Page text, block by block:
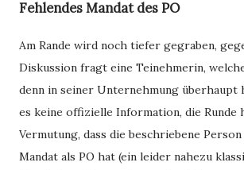
Fehlendes Mandat des PO
Am Rande wird noch tiefer gegraben,
Diskussion fragt eine Teinehmerin,
denn in seiner Unternehmung überhaupt
es keine offizielle Information, die Runde
Vermutung, dass die beschriebene
Mandat als PO hat (ein leider nahezu